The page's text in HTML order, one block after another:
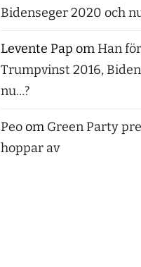
Bidenseger 2020 och
Levente Pap om Han
Trumpvinst 2016,
nu…?
Peoom Green Party
hoppar av